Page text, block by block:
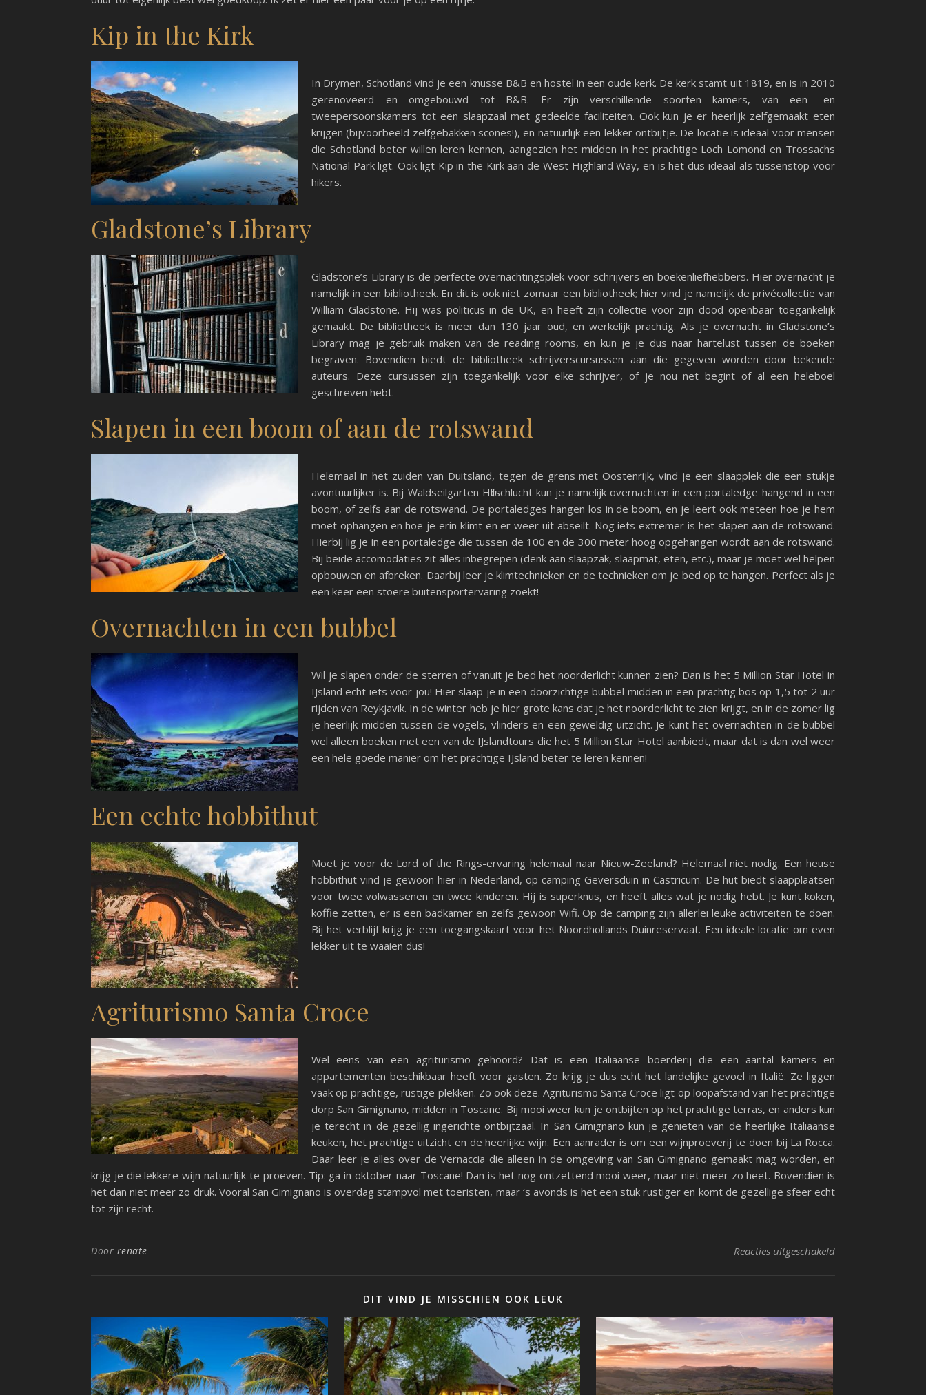
Kip in the Kirk
In Drymen, Schotland vind je een knusse B&B en hostel in een oude kerk. De kerk stamt uit 1819, en is in 2010
gerenoveerd en omgebouwd tot B&B. Er zijn verschillende soorten kamers, van een- en
tweepersoonskamers tot een slaapzaal met gedeelde faciliteiten. Ook kun je er heerlijk zelfgemaakt eten
krijgen (bijvoorbeeld zelfgebakken scones!), en natuurlijk een lekker ontbijtje. De locatie is ideaal voor mensen
die Schotland beter willen leren kennen, aangezien het midden in het prachtige Loch Lomond en Trossachs
National Park ligt. Ook ligt Kip in the Kirk aan de West Highland Way, en is het dus ideaal als tussenstop voor
hikers.
Gladstone’s Library
Gladstone’s Library is de perfecte overnachtingsplek voor schrijvers en boekenliefhebbers. Hier overnacht je
namelijk in een bibliotheek. En dit is ook niet zomaar een bibliotheek; hier vind je namelijk de privécollectie van
William Gladstone. Hij was politicus in de UK, en heeft zijn collectie voor zijn dood openbaar toegankelijk
gemaakt. De bibliotheek is meer dan 130 jaar oud, en werkelijk prachtig. Als je overnacht in Gladstone’s
Library mag je gebruik maken van de reading rooms, en kun je je dus naar hartelust tussen de boeken
begraven. Bovendien biedt de bibliotheek schrijverscursussen aan die gegeven worden door bekende
auteurs. Deze cursussen zijn toegankelijk voor elke schrijver, of je nou net begint of al een heleboel
geschreven hebt.
Slapen in een boom of aan de rotswand
Helemaal in het zuiden van Duitsland, tegen de grens met Oostenrijk, vind je een slaapplek die een stukje
avontuurlijker is. Bij Waldseilgarten Hӧllschlucht kun je namelijk overnachten in een portaledge hangend in een
boom, of zelfs aan de rotswand. De portaledges hangen los in de boom, en je leert ook meteen hoe je hem
moet ophangen en hoe je erin klimt en er weer uit abseilt. Nog iets extremer is het slapen aan de rotswand.
Hierbij lig je in een portaledge die tussen de 100 en de 300 meter hoog opgehangen wordt aan de rotswand.
Bij beide accomodaties zit alles inbegrepen (denk aan slaapzak, slaapmat, eten, etc.), maar je moet wel helpen
opbouwen en afbreken. Daarbij leer je klimtechnieken en de technieken om je bed op te hangen. Perfect als je
een keer een stoere buitensportervaring zoekt!
Overnachten in een bubbel
Wil je slapen onder de sterren of vanuit je bed het noorderlicht kunnen zien? Dan is het 5 Million Star Hotel in
IJsland echt iets voor jou! Hier slaap je in een doorzichtige bubbel midden in een prachtig bos op 1,5 tot 2 uur
rijden van Reykjavik. In de winter heb je hier grote kans dat je het noorderlicht te zien krijgt, en in de zomer lig
je heerlijk midden tussen de vogels, vlinders en een geweldig uitzicht. Je kunt het overnachten in de bubbel
wel alleen boeken met een van de IJslandtours die het 5 Million Star Hotel aanbiedt, maar dat is dan wel weer
een hele goede manier om het prachtige IJsland beter te leren kennen!
Een echte hobbithut
Moet je voor de Lord of the Rings-ervaring helemaal naar Nieuw-Zeeland? Helemaal niet nodig. Een heuse
hobbithut vind je gewoon hier in Nederland, op camping Geversduin in Castricum. De hut biedt slaapplaatsen
voor twee volwassenen en twee kinderen. Hij is superknus, en heeft alles wat je nodig hebt. Je kunt koken,
koffie zetten, er is een badkamer en zelfs gewoon Wifi. Op de camping zijn allerlei leuke activiteiten te doen.
Bij het verblijf krijg je een toegangskaart voor het Noordhollands Duinreservaat. Een ideale locatie om even
lekker uit te waaien dus!
Agriturismo Santa Croce
Wel eens van een agriturismo gehoord? Dat is een Italiaanse boerderij die een aantal kamers en
appartementen beschikbaar heeft voor gasten. Zo krijg je dus echt het landelijke gevoel in Italië. Ze liggen
vaak op prachtige, rustige plekken. Zo ook deze. Agriturismo Santa Croce ligt op loopafstand van het prachtige
dorp San Gimignano, midden in Toscane. Bij mooi weer kun je ontbijten op het prachtige terras, en anders kun
je terecht in de gezellig ingerichte ontbijtzaal. In San Gimignano kun je genieten van de heerlijke Italiaanse
keuken, het prachtige uitzicht en de heerlijke wijn. Een aanrader is om een wijnproeverij te doen bij La Rocca.
Daar leer je alles over de Vernaccia die alleen in de omgeving van San Gimignano gemaakt mag worden, en
krijg je die lekkere wijn natuurlijk te proeven. Tip: ga in oktober naar Toscane! Dan is het nog ontzettend mooi weer, maar niet meer zo heet. Bovendien is
het dan niet meer zo druk. Vooral San Gimignano is overdag stampvol met toeristen, maar ‘s avonds is het een stuk rustiger en komt de gezellige sfeer echt
tot zijn recht.
Door renate Reacties uitgeschakeldvoor Knus
DIT VIND JE MISSCHIEN OOK LEUK